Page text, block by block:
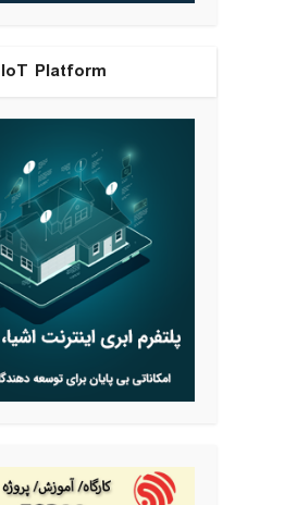
IoT Platform